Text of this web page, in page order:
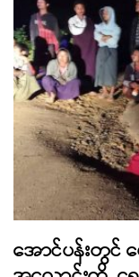
အောင်ပန်းတွင်